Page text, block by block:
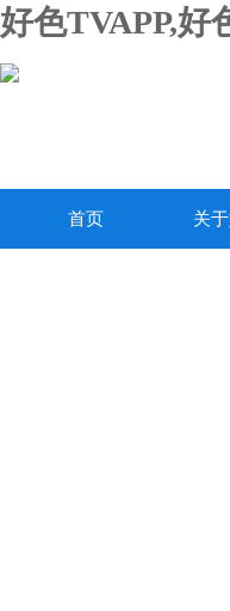
好色TVAPP,
首页 关